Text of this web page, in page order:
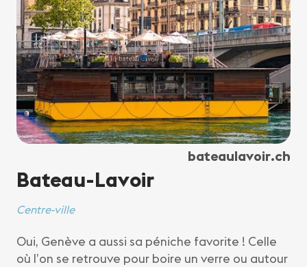
bateaulavoir.ch
Bateau-Lavoir
Centre-ville
Oui, Genève a aussi sa péniche favorite ! Celle
où l’on se retrouve pour boire un verre ou autour